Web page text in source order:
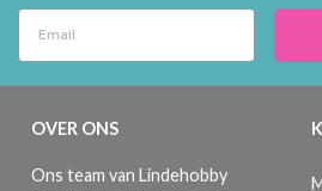
OVER ONS
Ons team van Lindehobby